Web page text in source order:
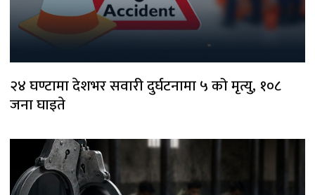
२४ घण्टामा देशभर सवारी दुर्घटनामा ५ को मृत्यु, १०८
जना घाइते